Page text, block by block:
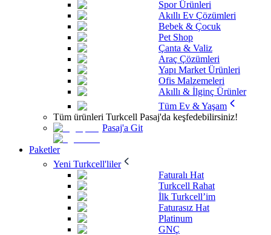
Spor Ürünleri
Akıllı Ev Çözümleri
Bebek & Çocuk
Pet Shop
Çanta & Valiz
Araç Çözümleri
Yapı Market Ürünleri
Ofis Malzemeleri
Akıllı & İlginç Ürünler
Tüm Ev & Yaşam
Tüm ürünleri Turkcell Pasaj'da keşfedebilirsiniz!
Pasaj'a Git
Paketler
Yeni Turkcell'liler
Faturalı Hat
Turkcell Rahat
İlk Turkcell’im
Faturasız Hat
Platinum
GNÇ